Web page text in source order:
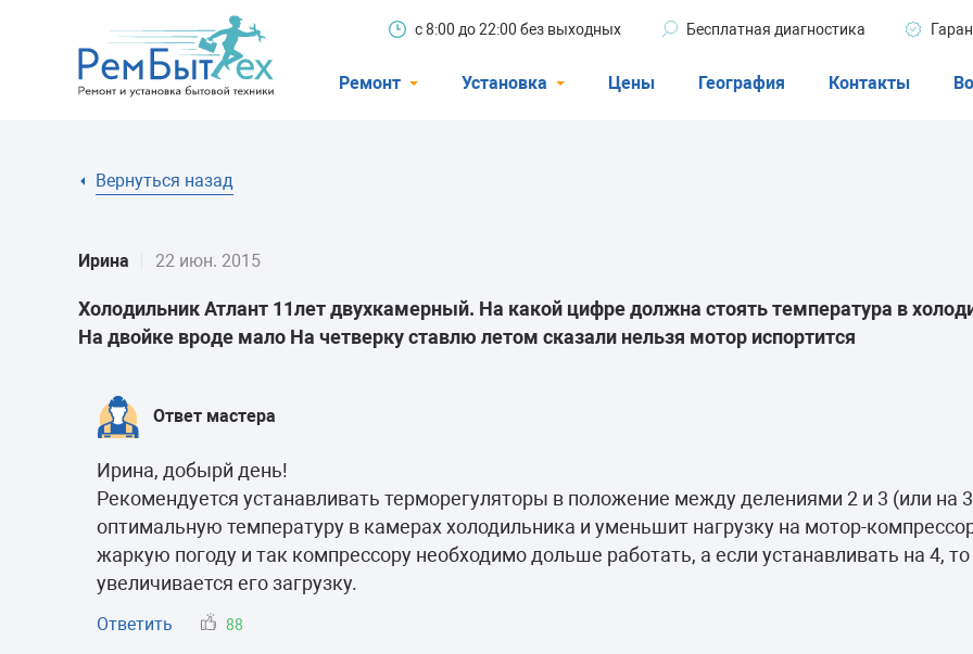
с 8:00 до 22:00 без выходных Бесплатная диагностика
Ремонт
Кондиционеры
Сушильные машины
Установка Цены География Контакты
Вернуться назад
Ирина 22 июн. 2015
Холодильник Атлант 11лет двухкамерный. На какой цифре должна стоять температура в
На двойке вроде мало На четверку ставлю летом сказали нельзя мотор испортится
Ответ мастера
Ирина, добырй день!
Рекомендуется устанавливать терморегуляторы в положение между делениями 2 и 3 (или на
оптимальную температуру в камерах холодильника и уменьшит нагрузку на мотор-
жаркую погоду и так компрессору необходимо дольше работать, а если устанавливать на 4,
увеличивается его загрузку.
Ответить 88